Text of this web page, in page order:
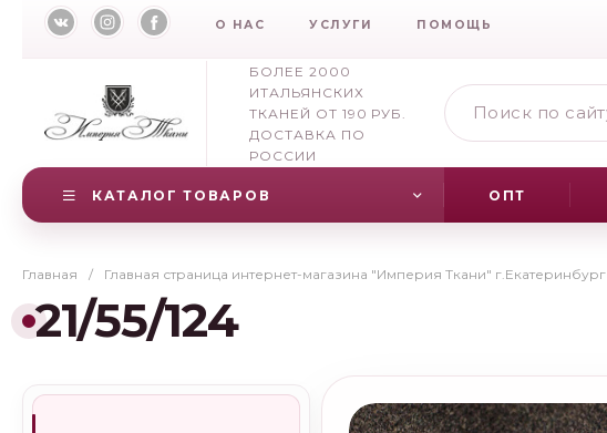
О НАС УСЛУГИ ПОМОЩЬ
БОЛЕЕ 2000
ИТАЛЬЯНСКИХ
ТКАНЕЙ ОТ 190 РУБ.
ДОСТАВКА ПО
РОССИИ
КАТАЛОГ ТОВАРОВ ОПТ
Главная / Главная страница интернет-магазина "Империя Ткани" г.Екатеринбург
21/55/124